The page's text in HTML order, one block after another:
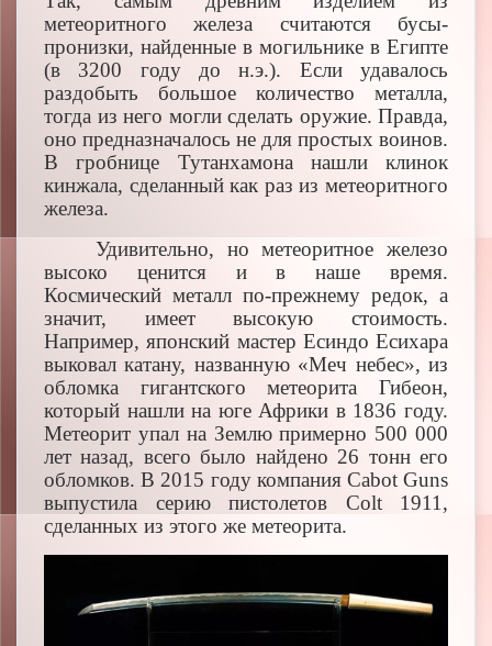
метеоритного железа считаются бусы-
пронизки, найденные в могильнике в Египте
(в 3200 году до н.э.). Если удавалось
раздобыть большое количество металла,
тогда из него могли сделать оружие. Правда,
оно предназначалось не для простых воинов.
В гробнице Тутанхамона нашли клинок
кинжала, сделанный как раз из метеоритного
железа.
Удивительно, но метеоритное железо
высоко ценится и в наше время.
Космический металл по-прежнему редок, а
значит, имеет высокую стоимость.
Например, японский мастер Есиндо Есихара
выковал катану, названную «Меч небес», из
обломка гигантского метеорита Гибеон,
который нашли на юге Африки в 1836 году.
Метеорит упал на Землю примерно 500 000
лет назад, всего было найдено 26 тонн его
обломков. В 2015 году компания Cabot Guns
выпустила серию пистолетов Colt 1911,
сделанных из этого же метеорита.